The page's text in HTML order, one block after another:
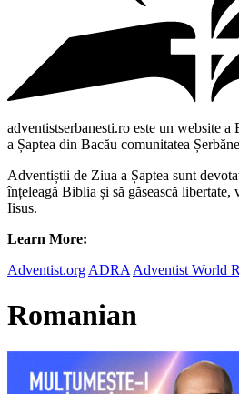
adventistserbanesti.ro este un website
a Șaptea din Bacău comunitatea
Adventiștii de Ziua a Șaptea sunt
înțeleagă Biblia și să găsească libertate,
Iisus.
Learn More:
Adventist.org ADRA Adventist World
Romanian